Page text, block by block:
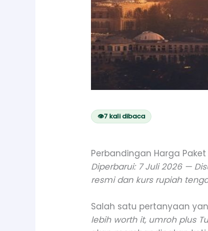
👁7 kali dibaca
Perbandingan Harga Paket
Diperbarui: 7 Juli 2026 —
resmi dan kurs rupiah
Salah satu pertanyaan
lebih worth it, umroh plus